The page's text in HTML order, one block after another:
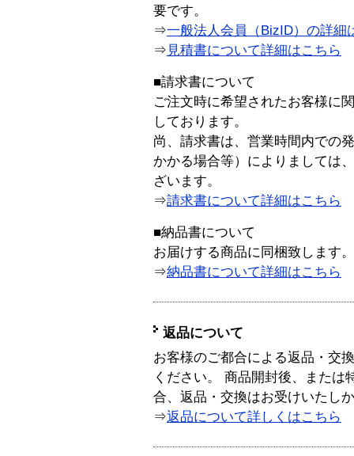
要です。
⇒一般法人会員（BizID）の詳細
⇒ 見積書について詳細はこちら
■請求書について
ご注文時に希望されたお客様に
しております。
尚、請求書は、営業時間内での
かかる場合等）によりましては
ざいます。
⇒請求書について詳細はこちら
■納品書について
お届けする商品に同梱致します。
⇒納品書について詳細はこちら
返品について
お客様のご都合による返品・交
ください。 商品開封後、または
合、返品・交換はお受けいたし
⇒返品について詳しくはこちら